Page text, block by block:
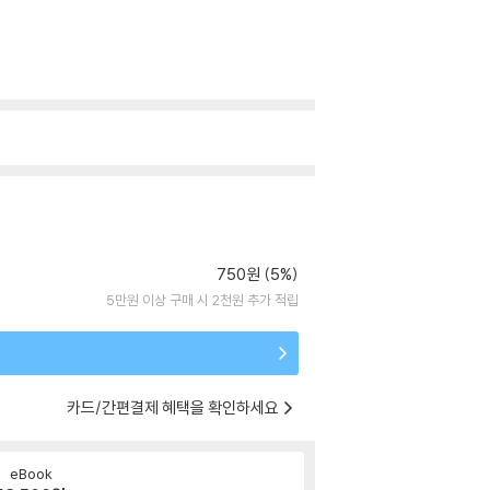
750원 (5%)
5만원 이상 구매 시 2천원 추가 적립
카드/간편결제 혜택을 확인하세요
eBook